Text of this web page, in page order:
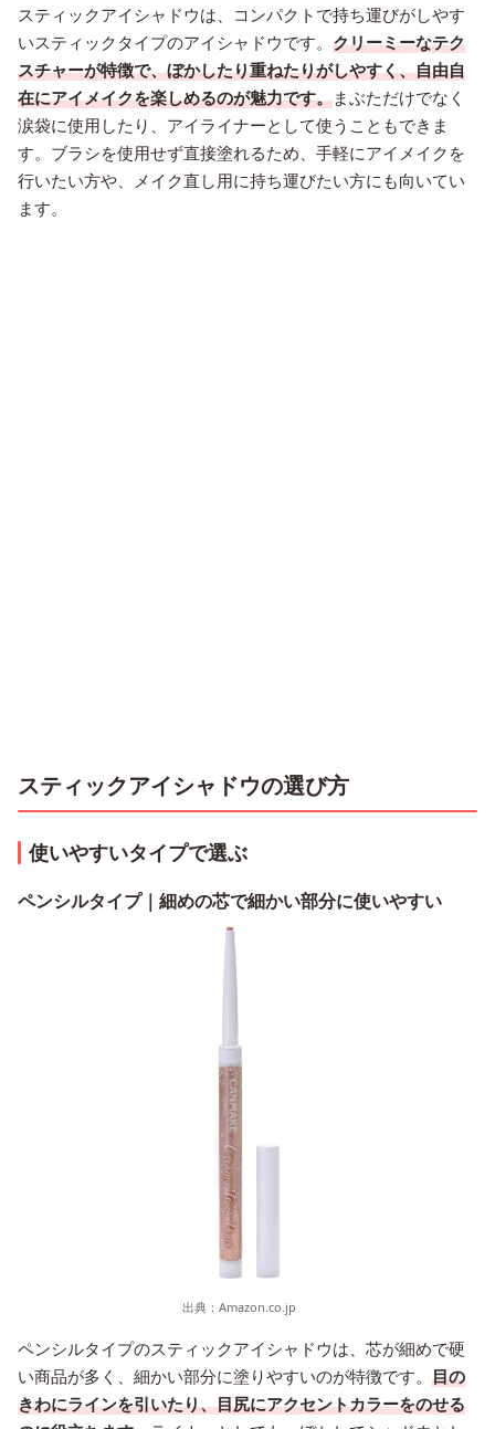
スティックアイシャドウは、コンパクトで持ち運びがしやす
いスティックタイプのアイシャドウです。 クリーミーなテク
スチャーが特徴で、ぼかしたり重ねたりがしやすく、自由自
在にアイメイクを楽しめるのが魅力です。まぶただけでなく
涙袋に使用したり、アイライナーとして使うこともできま
す。ブラシを使用せず直接塗れるため、手軽にアイメイクを
行いたい方や、メイク直し用に持ち運びたい方にも向いてい
ます。
スティックアイシャドウの選び方
使いやすいタイプで選ぶ
ペンシルタイプ｜細めの芯で細かい部分に使いやすい
出典： Amazon.co.jp
ペンシルタイプのスティックアイシャドウは、芯が細めで硬
い商品が多く、細かい部分に塗りやすいのが特徴です。 目の
きわにラインを引いたり、目尻にアクセントカラーをのせる